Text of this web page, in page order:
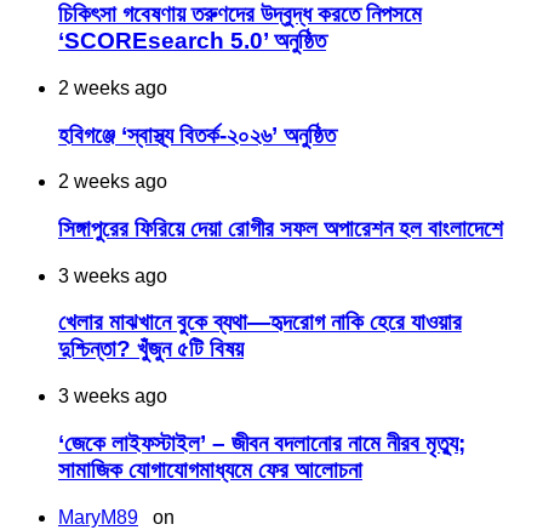
চিকিৎসা গবেষণায় তরুণদের উদ্বুদ্ধ করতে নিপসমে
‘SCOREsearch 5.0’ অনুষ্ঠিত
2 weeks ago
হবিগঞ্জে ‘স্বাস্থ্য বিতর্ক-২০২৬’ অনুষ্ঠিত
2 weeks ago
সিঙ্গাপুরের ফিরিয়ে দেয়া রোগীর সফল অপারেশন হল বাংলাদেশে
3 weeks ago
খেলার মাঝখানে বুকে ব্যথা—হৃদরোগ নাকি হেরে যাওয়ার
দুশ্চিন্তা? খুঁজুন ৫টি বিষয়
3 weeks ago
‘জেকে লাইফস্টাইল’ – জীবন বদলানোর নামে নীরব মৃত্যু;
সামাজিক যোগাযোগমাধ্যমে ফের আলোচনা
MaryM89 on